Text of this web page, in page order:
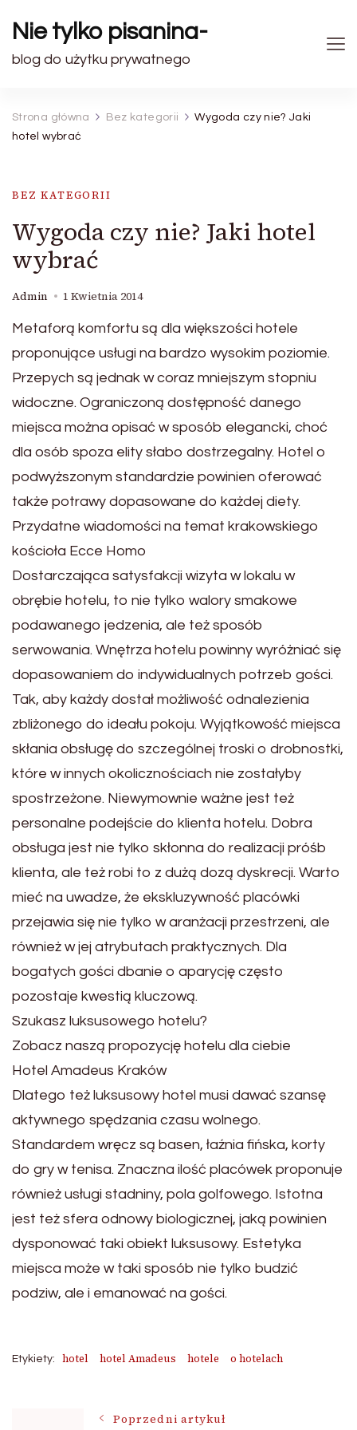
Nie tylko pisanina-
blog do użytku prywatnego
Strona główna Bez kategorii
Wygoda czy nie? Jaki
hotel wybrać
BEZ KATEGORII
Wygoda czy nie? Jaki hotel
wybrać
Admin 1 Kwietnia 2014
Metaforą komfortu są dla większości hotele
proponujące usługi na bardzo wysokim poziomie.
Przepych są jednak w coraz mniejszym stopniu
widoczne. Ograniczoną dostępność danego
miejsca można opisać w sposób elegancki, choć
dla osób spoza elity słabo dostrzegalny. Hotel o
podwyższonym standardzie powinien oferować
także potrawy dopasowane do każdej diety.
Przydatne wiadomości na temat krakowskiego
kościoła Ecce Homo
Dostarczająca satysfakcji wizyta w lokalu w
obrębie hotelu, to nie tylko walory smakowe
podawanego jedzenia, ale też sposób
serwowania. Wnętrza hotelu powinny wyróżniać się
dopasowaniem do indywidualnych potrzeb gości.
Tak, aby każdy dostał możliwość odnalezienia
zbliżonego do ideału pokoju. Wyjątkowość miejsca
skłania obsługę do szczególnej troski o drobnostki,
które w innych okolicznościach nie zostałyby
spostrzeżone. Niewymownie ważne jest też
personalne podejście do klienta hotelu. Dobra
obsługa jest nie tylko skłonna do realizacji próśb
klienta, ale też robi to z dużą dozą dyskrecji. Warto
mieć na uwadze, że ekskluzywność placówki
przejawia się nie tylko w aranżacji przestrzeni, ale
również w jej atrybutach praktycznych. Dla
bogatych gości dbanie o aparycję często
pozostaje kwestią kluczową.
Szukasz luksusowego hotelu?
Zobacz naszą propozycję hotelu dla ciebie
Hotel Amadeus Kraków
Dlatego też luksusowy hotel musi dawać szansę
aktywnego spędzania czasu wolnego.
Standardem wręcz są basen, łaźnia fińska, korty
do gry w tenisa. Znaczna ilość placówek proponuje
również usługi stadniny, pola golfowego. Istotna
jest też sfera odnowy biologicznej, jaką powinien
dysponować taki obiekt luksusowy. Estetyka
miejsca może w taki sposób nie tylko budzić
podziw, ale i emanować na gości.
Etykiety: hotel hotel Amadeus hotele o hotelach
Poprzedni artykuł